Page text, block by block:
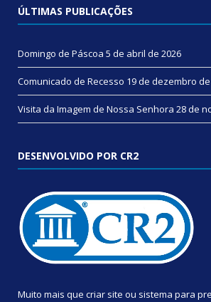
ÚLTIMAS PUBLICAÇÕES
Domingo de Páscoa 5 de abril de 2026
Comunicado de Recesso 19 de dezembro de
Visita da Imagem de Nossa Senhora 28 de
DESENVOLVIDO POR CR2
Muito mais que criar site ou sistema para